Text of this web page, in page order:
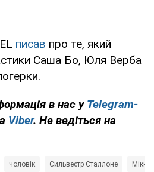
писав про те, який
Саша Бо, Юля Верба
в нас у Telegram-
Viber. Не ведіться на
чоловік Сильвестр Сталлоне Міккі